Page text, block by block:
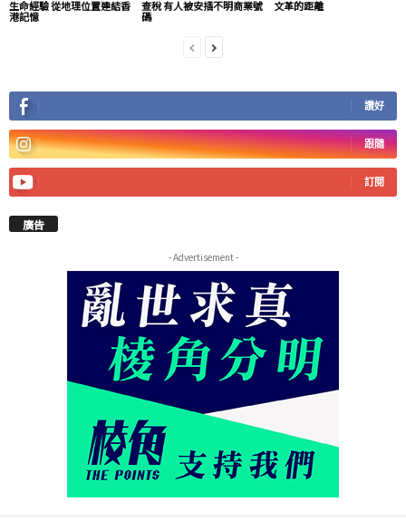
生命經驗 從地理位置連結香
港記憶
查稅 有人被安插不明商業號
碼
文革的距離
讚好
跟隨
訂閱
廣告
- Advertisement -